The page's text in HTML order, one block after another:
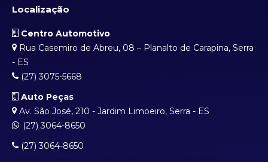
Localização
Centro Automotivo
Rua Casemiro de Abreu, 08 – Planalto de Carapina, Serra
- ES
(27) 3075-5668
Auto Peças
Av. São José, 210 - Jardim Limoeiro, Serra - ES
(27) 3064-8650
(27) 3064-8650